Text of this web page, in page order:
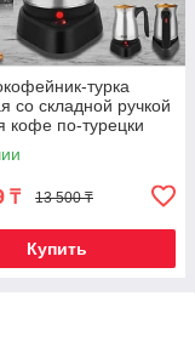
турка
со складной ручкой
кофе по-турецки
₸ 13 500 ₸
Купить